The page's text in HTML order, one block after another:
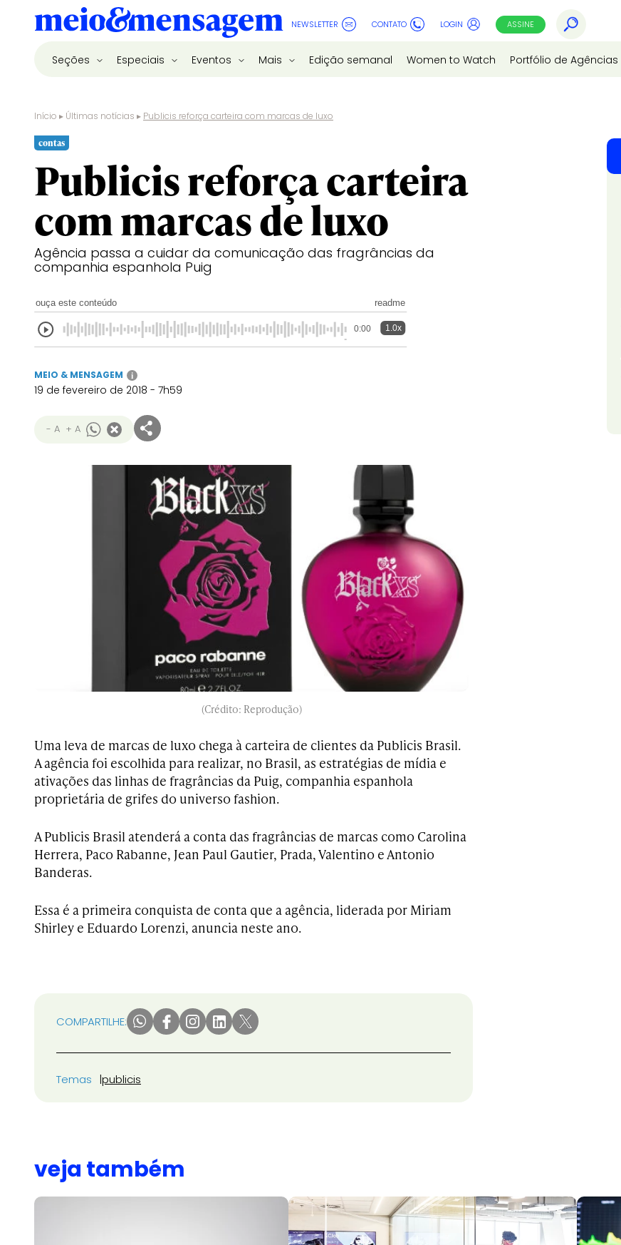
NEWSLETTER CONTATO LOGIN ASSINE
Seções Especiais Eventos Mais Edição semanal Women to Watch Portfólio de Agências
Início ▸ Últimas notícias ▸ Publicis reforça carteira com marcas de luxo
contas
Publicis reforça carteira
com marcas de luxo
Agência passa a cuidar da comunicação das fragrâncias da
companhia espanhola Puig
ouça este conteúdo readme
0:00 1.0x
MEIO & MENSAGEM i
19 de fevereiro de 2018 - 7h59
- A + A
(Crédito: Reprodução)
Uma leva de marcas de luxo chega à carteira de clientes da Publicis Brasil.
A agência foi escolhida para realizar, no Brasil, as estratégias de mídia e
ativações das linhas de fragrâncias da Puig, companhia espanhola
proprietária de grifes do universo fashion.
A Publicis Brasil atenderá a conta das fragrâncias de marcas como Carolina
Herrera, Paco Rabanne, Jean Paul Gautier, Prada, Valentino e Antonio
Banderas.
Essa é a primeira conquista de conta que a agência, liderada por Miriam
Shirley e Eduardo Lorenzi, anuncia neste ano.
COMPARTILHE:
Temas publicis
veja também